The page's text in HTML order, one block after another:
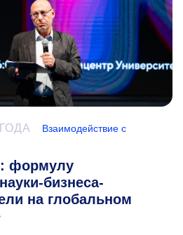
Взаимодействие с
формулу
бизнеса-
на глобальном